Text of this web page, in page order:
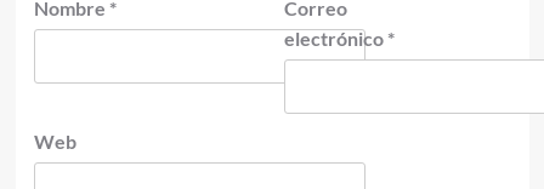
Nombre *
Correo
electrónico *
Web